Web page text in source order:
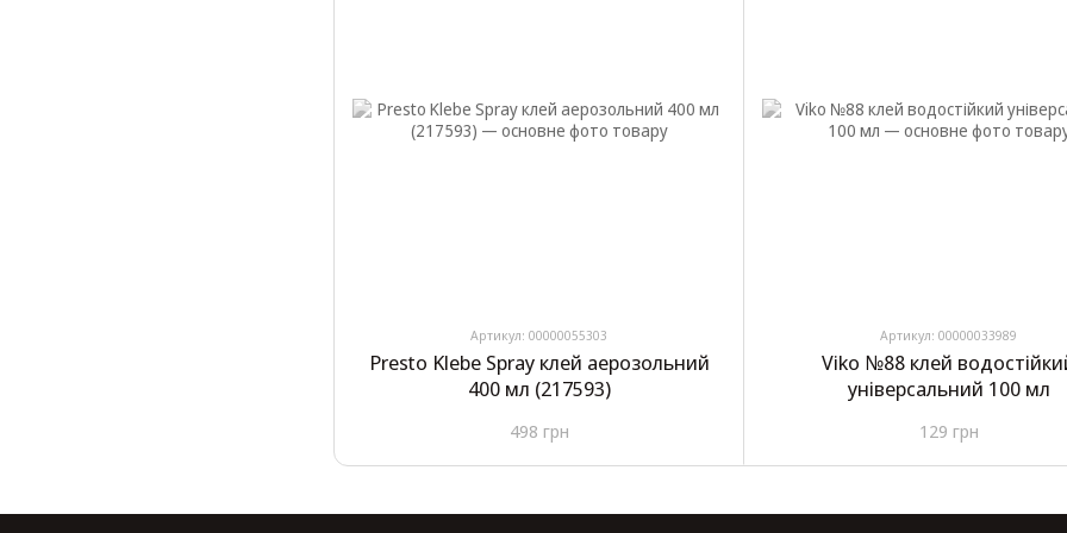
Артикул: 00000055303
Presto Klebe Spray клей аерозольний
400 мл (217593)
498 грн
Артикул: 00000033989
Viko №88 клей
універсальний 100 мл
129 грн